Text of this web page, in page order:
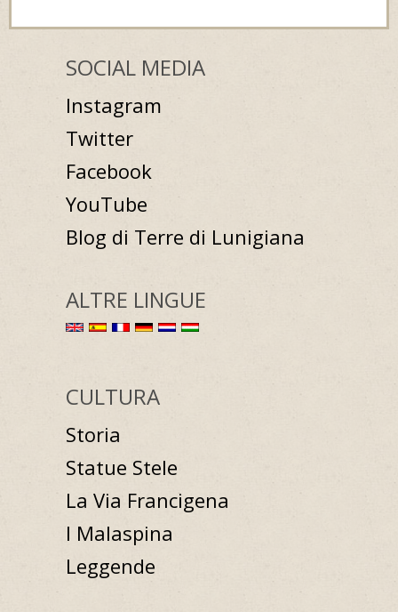
SOCIAL MEDIA
Instagram
Twitter
Facebook
YouTube
Blog di Terre di Lunigiana
ALTRE LINGUE
CULTURA
Storia
Statue Stele
La Via Francigena
I Malaspina
Leggende